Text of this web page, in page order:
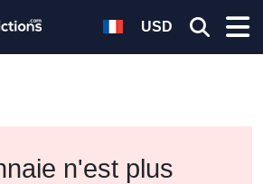
USD
n'est plus